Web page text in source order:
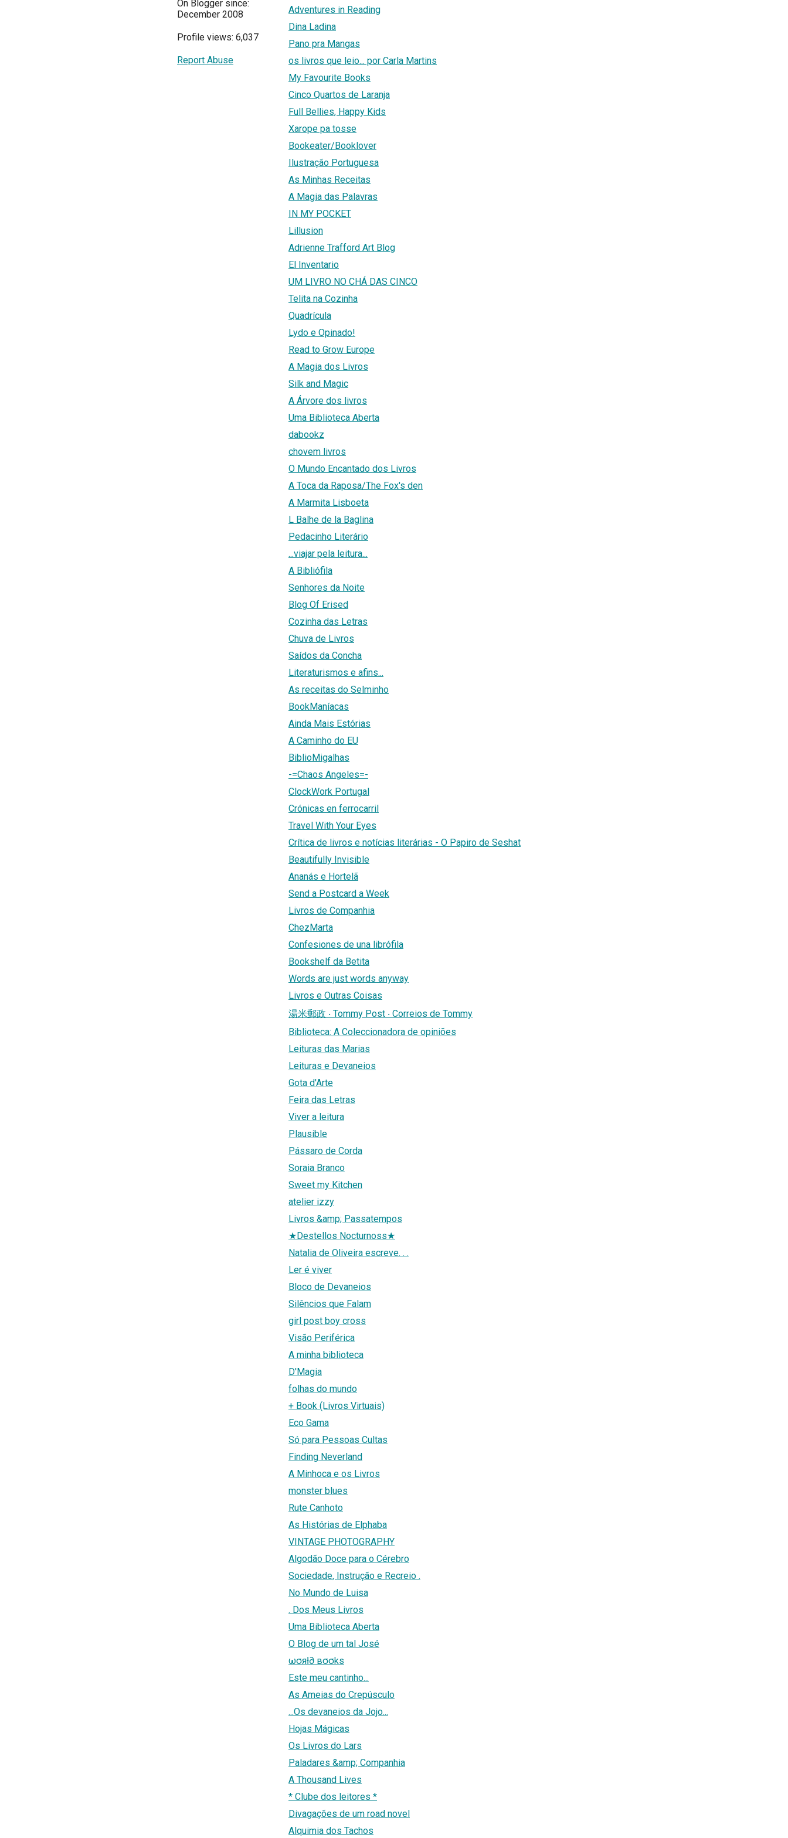
On Blogger since:
December 2008
Profile views: 6,037
Report Abuse
Adventures in Reading
Dina Ladina
Pano pra Mangas
os livros que leio... por Carla Martins
My Favourite Books
Cinco Quartos de Laranja
Full Bellies, Happy Kids
Xarope pa tosse
Bookeater/Booklover
Ilustração Portuguesa
As Minhas Receitas
A Magia das Palavras
IN MY POCKET
Lillusion
Adrienne Trafford Art Blog
El Inventario
UM LIVRO NO CHÁ DAS CINCO
Telita na Cozinha
Quadrícula
Lydo e Opinado!
Read to Grow Europe
A Magia dos Livros
Silk and Magic
A Árvore dos livros
Uma Biblioteca Aberta
dabookz
chovem livros
O Mundo Encantado dos Livros
A Toca da Raposa/The Fox's den
A Marmita Lisboeta
L Balhe de la Baglina
Pedacinho Literário
...viajar pela leitura...
A Bibliófila
Senhores da Noite
Blog Of Erised
Cozinha das Letras
Chuva de Livros
Saídos da Concha
Literaturismos e afins...
As receitas do Selminho
BookManíacas
Ainda Mais Estórias
A Caminho do EU
BiblioMigalhas
-=Chaos Angeles=-
ClockWork Portugal
Crónicas en ferrocarril
Travel With Your Eyes
Crítica de livros e notícias literárias - O Papiro de Seshat
Beautifully Invisible
Ananás e Hortelã
Send a Postcard a Week
Livros de Companhia
ChezMarta
Confesiones de una librófila
Bookshelf da Betita
Words are just words anyway
Livros e Outras Coisas
湯米郵政 ‧ Tommy Post ‧ Correios de Tommy
Biblioteca: A Coleccionadora de opiniões
Leituras das Marias
Leituras e Devaneios
Gota d'Arte
Feira das Letras
Viver a leitura
Plausible
Pássaro de Corda
Soraia Branco
Sweet my Kitchen
atelier izzy
Livros &amp; Passatempos
★Destellos Nocturnoss★
Natalia de Oliveira escreve. . .
Ler é viver
Bloco de Devaneios
Silêncios que Falam
girl post boy cross
Visão Periférica
A minha biblioteca
D'Magia
folhas do mundo
+ Book (Livros Virtuais)
Eco Gama
Só para Pessoas Cultas
Finding Neverland
A Minhoca e os Livros
monster blues
Rute Canhoto
As Histórias de Elphaba
VINTAGE PHOTOGRAPHY
Algodão Doce para o Cérebro
Sociedade, Instrução e Recreio .
No Mundo de Luisa
. Dos Meus Livros
Uma Biblioteca Aberta
O Blog de um tal José
ωσяł∂ вσσks
Este meu cantinho...
As Ameias do Crepúsculo
...Os devaneios da Jojo...
Hojas Mágicas
Os Livros do Lars
Paladares &amp; Companhia
A Thousand Lives
* Clube dos leitores *
Divagações de um road novel
Alquimia dos Tachos